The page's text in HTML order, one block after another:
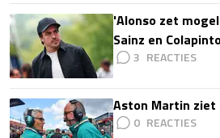
'Alonso zet
Sainz en
3
Aston Martin ziet
0